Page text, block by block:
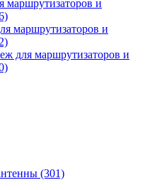
маршрутизаторов и
маршрутизаторов и
для маршрутизаторов и
(301)